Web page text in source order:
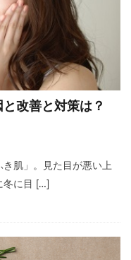
改善と対策は？
肌」。見た目が悪い上
冬に目 […]